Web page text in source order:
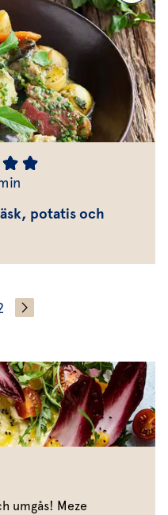
potatis och
umgås! Meze